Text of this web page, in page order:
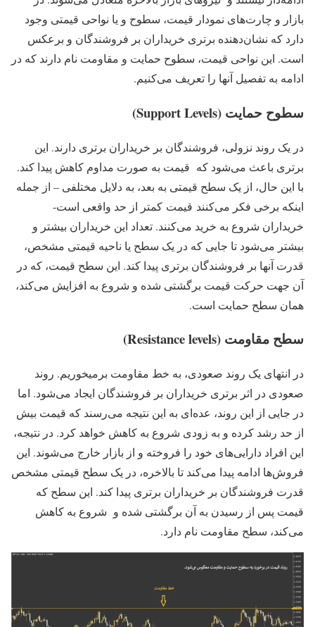
بازار و چارت‌های نمودار قیمت، سطوح و یا نواحی قیمتی وجود
دارد که نشان‌دهنده برتری خریداران بر فروشندگان و برعکس
است. این نواحی قیمت، سطوح حمایت و مقاومت نام دارند که در
ادامه به تفصیل آنها را تعریف می‌کنیم.
سطوح حمایت (Support Levels)
در یک روند نزولی، فروشندگان بر خریداران برتری دارند. این
برتری باعث می‌شود که قیمت به صورت مداوم کاهش پیدا کند.
با این حال، از یک سطح قیمتی به بعد، به دلایل مختلفی – از جمله
اینکه برخی فکر می‌کنند قیمت کمتر از حد واقعی است-
خریداران شروع به خرید می‌کنند. تعداد این خریداران بیشتر و
بیشتر می‌شود تا جایی که در یک سطح یا ناحیه قیمتی مشخص،
قدرت آنها بر فروشندگان برتری پیدا کند. این سطح قیمت، که در
آن جهت حرکت قیمت برگشتی شده و شروع به افزایش می‌کند،
همان سطح حمایت است.
سطح مقاومت (Resistance levels)
در انتهای یک روند صعودی، به خط مقاومت برمیخوریم. روند
صعودی در اثر برتری خریداران بر فروشندگان ایجاد می‌شود. اما
در جایی از این روند، عده‌ای به این نتیجه می‌رسند که قیمت بیش
از حد رشد کرده و به زودی شروع به کاهش خواهد کرد. در نتیجه،
این افراد دارایی‌های خود را فروخته و از بازار خارج می‌شوند. این
فروش‌ها ادامه پیدا می‌کند تا بالاخره، در یک سطح قیمتی مشخص
قدرت فروشندگان بر خریداران برتری پیدا کند. این سطح که
قیمت پس از رسیدن به آن برگشتی شده و شروع به کاهش
می‌کند، سطح مقاومت نام دارد.